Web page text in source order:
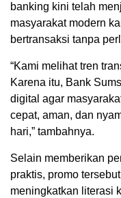
banking kini telah
masyarakat modern
bertransaksi tanpa
“Kami melihat tren
Karena itu, Bank
digital agar
cepat, aman, dan
hari,” tambahnya.
Selain memberikan
praktis, promo
meningkatkan literasi